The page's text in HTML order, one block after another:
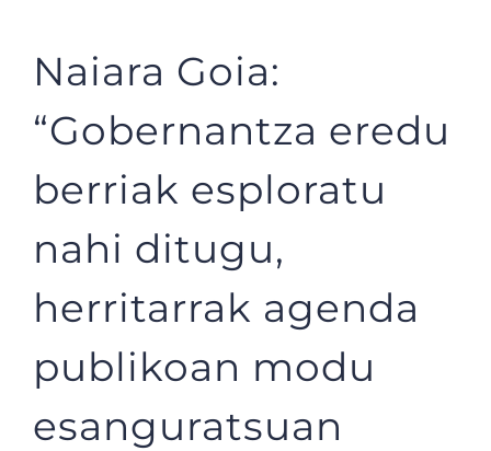
Naiara Goia:
“Gobernantza eredu
berriak esploratu
nahi ditugu,
herritarrak agenda
publikoan modu
esanguratsuan